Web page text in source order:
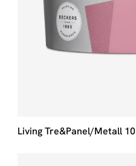
Living Tre&Panel/Metall 10